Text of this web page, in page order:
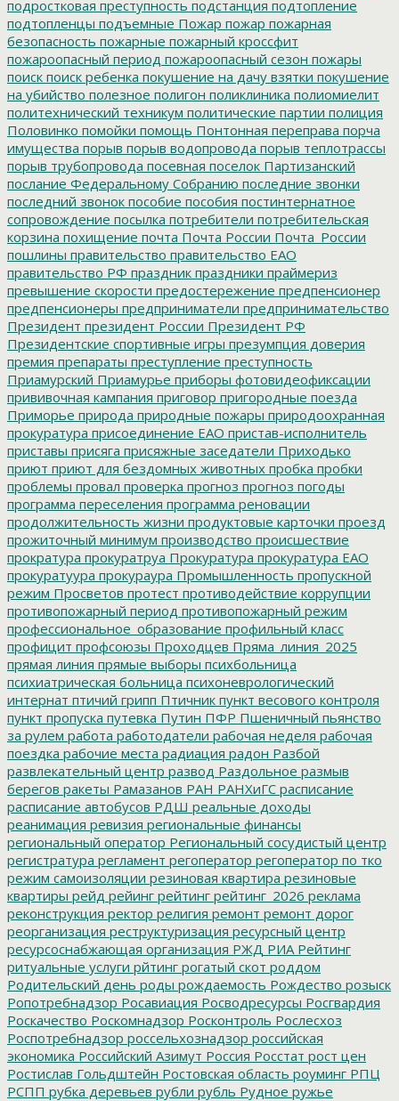
подростковая преступность подстанция подтопление
подтопленцы подъемные Пожар пожар пожарная
безопасность пожарные пожарный кроссфит
пожароопасный период пожароопасный сезон пожары
поиск поиск ребенка покушение на дачу взятки покушение
на убийство полезное полигон поликлиника полиомиелит
политехнический техникум политические партии полиция
Половинко помойки помощь Понтонная переправа порча
имущества порыв порыв водопровода порыв теплотрассы
порыв трубопровода посевная поселок Партизанский
послание Федеральному Собранию последние звонки
последний звонок пособие пособия постинтернатное
сопровождение посылка потребители потребительская
корзина похищение почта Почта России Почта_России
пошлины правительство правительство ЕАО
правительство РФ праздник праздники праймериз
превышение скорости предостережение предпенсионер
предпенсионеры предприниматели предпринимательство
Президент президент России Президент РФ
Президентские спортивные игры презумпция доверия
премия препараты преступление преступность
Приамурский Приамурье приборы фотовидеофиксации
прививочная кампания приговор пригородные поезда
Приморье природа природные пожары природоохранная
прокуратура присоединение ЕАО пристав-исполнитель
приставы присяга присяжные заседатели Приходько
приют приют для бездомных животных пробка пробки
проблемы провал проверка прогноз прогноз погоды
программа переселения программа реновации
продолжительность жизни продуктовые карточки проезд
прожиточный минимум производство происшествие
прократура прокуратруа Прокуратура прокуратура ЕАО
прокуратуура прокураура Промышленность пропускной
режим Просветов протест противодействие коррупции
противопожарный период противопожарный режим
профессиональное_образование профильный класс
профицит профсоюзы Проходцев Пряма_линия_2025
прямая линия прямые выборы психбольница
психиатрическая больница психоневрологический
интернат птичий грипп Птичник пункт весового контроля
пункт пропуска путевка Путин ПФР Пшеничный пьянство
за рулем работа работодатели рабочая неделя рабочая
поездка рабочие места радиация радон Разбой
развлекательный центр развод Раздольное размыв
берегов ракеты Рамазанов РАН РАНХиГС расписание
расписание автобусов РДШ реальные доходы
реанимация ревизия региональные финансы
региональный оператор Региональный сосудистый центр
регистратура регламент регоператор регоператор по тко
режим самоизоляции резиновая квартира резиновые
квартиры рейд рейинг рейтинг рейтинг_2026 реклама
реконструкция ректор религия ремонт ремонт дорог
реорганизация реструктуризация ресурсный центр
ресурсоснабжающая организация РЖД РИА Рейтинг
ритуальные услуги рйтинг рогатый скот роддом
Родительский день роды рождаемость Рождество розыск
Ропотребнадзор Росавиация Росводресурсы Росгвардия
Роскачество Роскомнадзор Росконтроль Рослесхоз
Роспотребнадзор россельхознадзор российская
экономика Российский Азимут Россия Росстат рост цен
Ростислав Гольдштейн Ростовская область роуминг РПЦ
РСПП рубка деревьев рубли рубль Рудное ружье